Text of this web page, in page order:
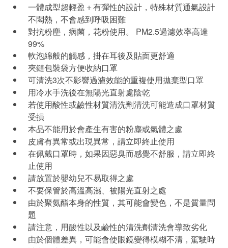
一體成型超輕盈＋有彈性的設計，特殊材質通氣設計
不悶熱，不會感到呼吸困難
對抗粉塵，病菌，花粉使用。 PM2.5過濾效率高達
99%
軟泡綿般的觸感，掛在耳後及貼面更舒適
夾鏈包裝袋方便收納口罩
可清洗3次不影響過濾效能的重複使用拋棄型口罩
用冷水手洗後在無陽光直射處陰乾
若使用酸性或鹼性材質清洗劑清洗可能造成口罩材質
受損
本品不能用於會產生有害的粉塵或氣體之處
皮膚有異常或出現異常，請立即終止使用
在佩戴口罩時，如果因惡臭而感覺不舒服，請立即終
止使用
請放置於嬰幼兒不易取得之處
不要保管於高溫高濕、被陽光直射之處
由於聚氨酯本身的性質，其可能會變色，不是質量問
題
請注意，用酸性以及鹼性的清洗劑清洗會導致劣化
由於個體差異，可能會使眼鏡變得模糊不清，駕駛時